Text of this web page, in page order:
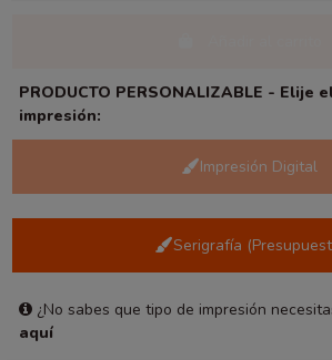
PRODUCTO PERSONALIZABLE - Elije
impresión:
Impresión Digital
Serigrafía
¿No sabes que tipo de impresión
aquí